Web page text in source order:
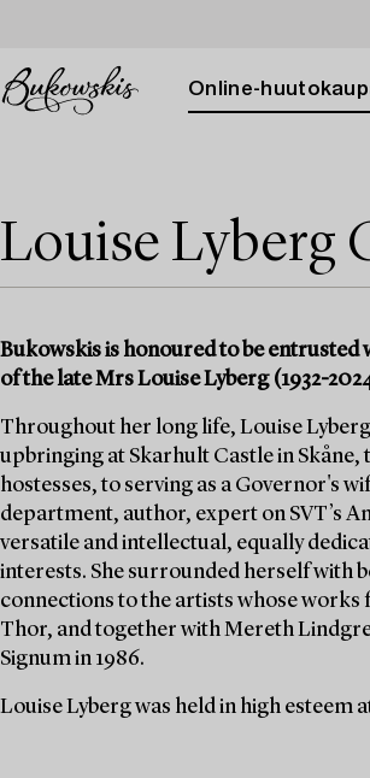
Online-
Louise Lyberg
Bukowskis is honoured to be
of the late Mrs Louise Lyberg (1932-
Throughout her long life, Louise
upbringing at Skarhult Castle in
hostesses, to serving as a Governor's
department, author, expert on SVT’s
versatile and intellectual, equally
interests. She surrounded herself with
connections to the artists whose works
Thor, and together with Mereth
Signum in 1986.
Louise Lyberg was held in high esteem